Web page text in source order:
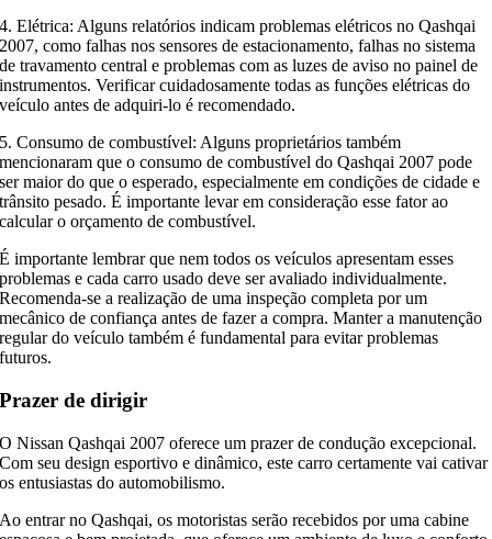
4. Elétrica: Alguns relatórios indicam problemas elétricos no Qashqai
2007, como falhas nos sensores de estacionamento, falhas no sistema
de travamento central e problemas com as luzes de aviso no painel de
instrumentos. Verificar cuidadosamente todas as funções elétricas do
veículo antes de adquiri-lo é recomendado.
5. Consumo de combustível: Alguns proprietários também
mencionaram que o consumo de combustível do Qashqai 2007 pode
ser maior do que o esperado, especialmente em condições de cidade e
trânsito pesado. É importante levar em consideração esse fator ao
calcular o orçamento de combustível.
É importante lembrar que nem todos os veículos apresentam esses
problemas e cada carro usado deve ser avaliado individualmente.
Recomenda-se a realização de uma inspeção completa por um
mecânico de confiança antes de fazer a compra. Manter a manutenção
regular do veículo também é fundamental para evitar problemas
futuros.
Prazer de dirigir
O Nissan Qashqai 2007 oferece um prazer de condução excepcional.
Com seu design esportivo e dinâmico, este carro certamente vai cativar
os entusiastas do automobilismo.
Ao entrar no Qashqai, os motoristas serão recebidos por uma cabine